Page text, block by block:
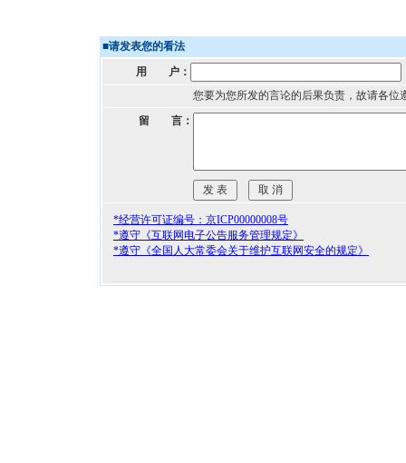
■请发表您的看法
用 户：
您要为您所发的言论的后果负责，故请各位
留 言：
*经营许可证编号：京ICP00000008号
*遵守《互联网电子公告服务管理规定》
*遵守《全国人大常委会关于维护互联网安全的规定》